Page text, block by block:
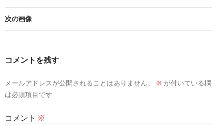
次の画像
コメントを残す
メールアドレスが公開されることはありません。 ※ が付いている欄
は必須項目です
コメント ※